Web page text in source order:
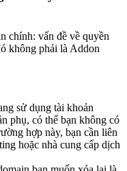
chính: vấn đề về quyền
không phải là Addon
sử dụng tài khoản
phụ, có thể bạn không có
hợp này, bạn cần liên
hoặc nhà cung cấp dịch